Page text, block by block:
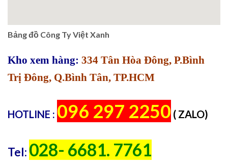
Bảng đồ Công Ty Việt Xanh
Kho xem hàng: 334 Tân Hòa Đông, P.Bình
Trị Đông, Q.Bình Tân, TP.HCM
HOTLINE : 096 297 2250 ( ZALO)
Tel: 028- 6681. 7761